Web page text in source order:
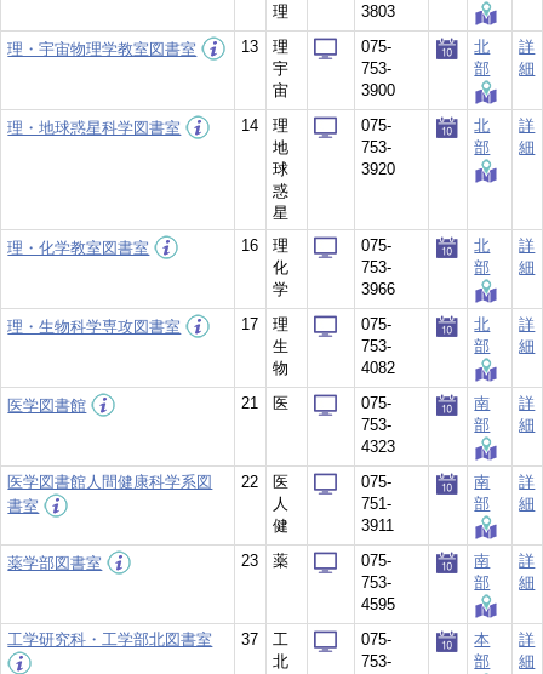
理
3803
理・宇宙物理学教室図書室 13
理
宇
宙
075-
753-
3900
北
部
詳
細
理・地球惑星科学図書室 14
理
地
球
惑
星
075-
753-
3920
北
部
詳
細
理・化学教室図書室 16
理
化
学
075-
753-
3966
北
部
詳
細
理・生物科学専攻図書室 17
理
生
物
075-
753-
4082
北
部
詳
細
医学図書館 21 医
075-
753-
4323
南
部
詳
細
医学図書館人間健康科学系図
書室
22
医
人
健
075-
751-
3911
南
部
詳
細
薬学部図書室 23 薬
075-
753-
4595
南
部
詳
細
工学研究科・工学部北図書室 37
工
北
075-
753-
本
部
詳
細